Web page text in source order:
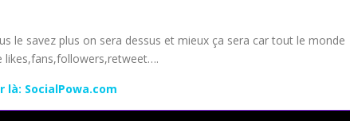
le savez plus on sera dessus et mieux ça sera car tout le monde
likes,fans,followers,retweet….
là: SocialPowa.com